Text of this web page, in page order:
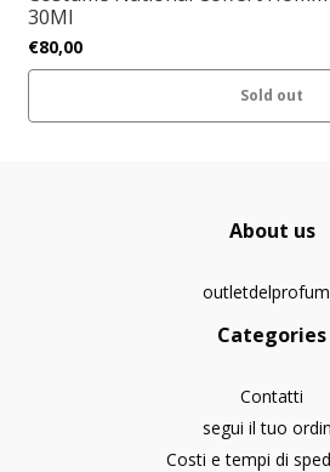
30Ml
€80,00
Sold out
About us
Categories
Contatti
segui il tuo
Costi e tempi di